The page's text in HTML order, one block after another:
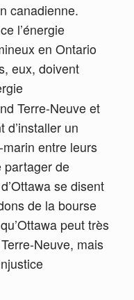
canadienne.
l’énergie
en Ontario
eux, doivent
Terre-Neuve et
d’installer un
entre leurs
partager de
se disent
de la bourse
peut très
Neuve, mais